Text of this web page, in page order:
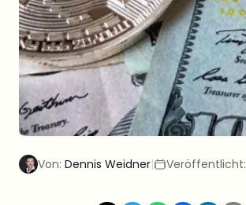
Von: Dennis Weidner| Veröffentlicht: